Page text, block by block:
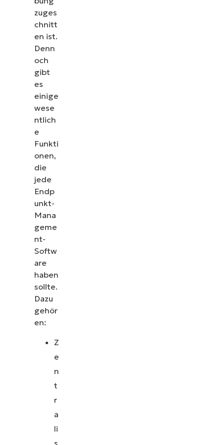
zuges
chnitt
en ist.
Denn
och
gibt
es
einige
wese
ntlich
e
Funkti
onen,
die
jede
Endp
unkt-
Mana
geme
nt-
Softw
are
haben
sollte.
Dazu
gehör
en:
Z
e
n
t
r
a
li
s